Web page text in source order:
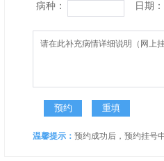
病种： 日期：
温馨提示： 预约成功后，预约挂号